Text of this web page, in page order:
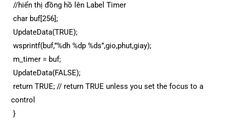
//hiển thị đồng hồ lên Label Timer
char buf[256];
UpdateData(TRUE);
wsprintf(buf,”%dh %dp %ds”,gio,phut,giay);
m_timer = buf;
UpdateData(FALSE);
return TRUE; // return TRUE unless you set the focus to a
control
}